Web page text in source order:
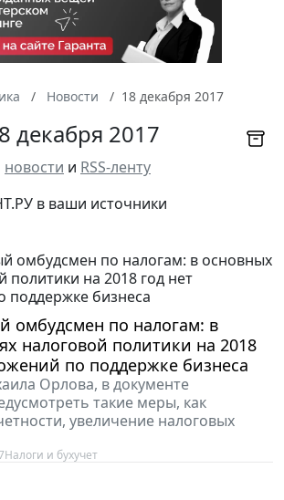
Новости 18 декабря 2017
декабря 2017
новости и RSS-ленту
в ваши источники
омбудсмен по налогам: в
налоговой политики на 2018
по поддержке бизнеса
Орлова, в документе
такие меры, как
увеличение налоговых
Налоги и бухучет